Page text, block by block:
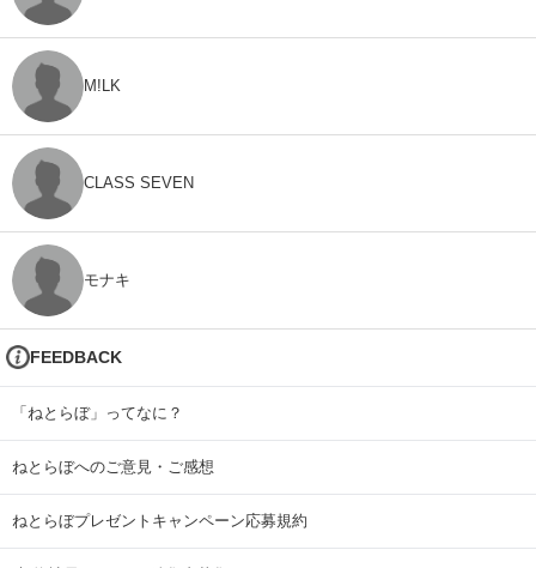
M!LK
CLASS SEVEN
モナキ
FEEDBACK
「ねとらぼ」ってなに？
ねとらぼへのご意見・ご感想
ねとらぼプレゼントキャンペーン応募規約